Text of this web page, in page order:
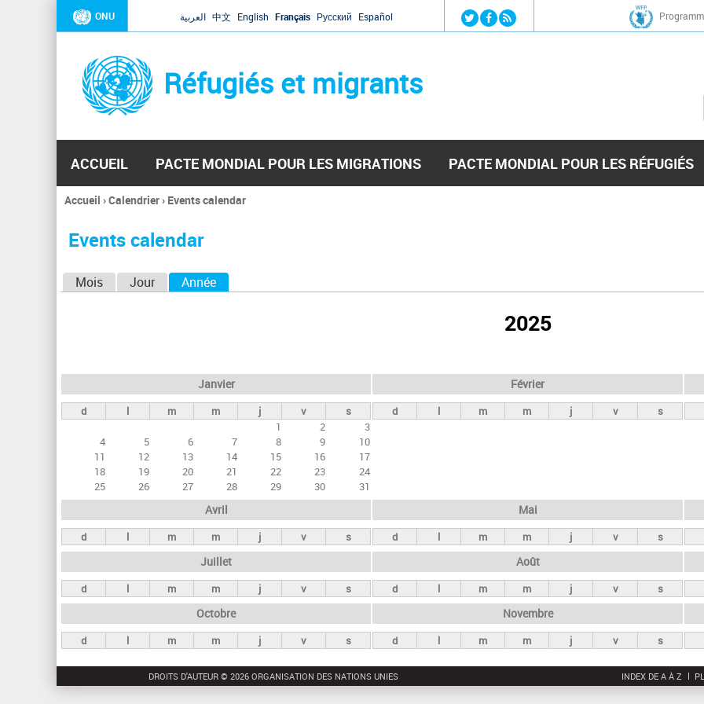
Jump to navigation
ONU العربية 中文 English Français Русский Español
Réfugiés et migrants
ACCUEIL PACTE MONDIAL POUR LES MIGRATIONS PACTE MONDIAL POUR LES RÉFUGIÉS
Vous
ici
Accueil ›Calendrier› Events calendar
Events calendar
e
t
s
n
c
i
p
a
x
Mois Jour Année
2025
Janvier
d l m m j v
s
1
2
3
4
5 6 7 8 9
10
11
12 13 14 15 16
17
18
19 20 21 22 23
24
25
26 27 28 29 30 31
Février
d l m m j v s
Avril
d l m m j v s
Mai
d l m m j v s
Juillet
d l m m j v s
Août
d l m m j v s
Octobre
d l m m j v s
Novembre
d l m m j v s
DROITS D'AUTEUR © 2026 ORGANISATION DES NATIONS UNIES INDEX DE A À Z